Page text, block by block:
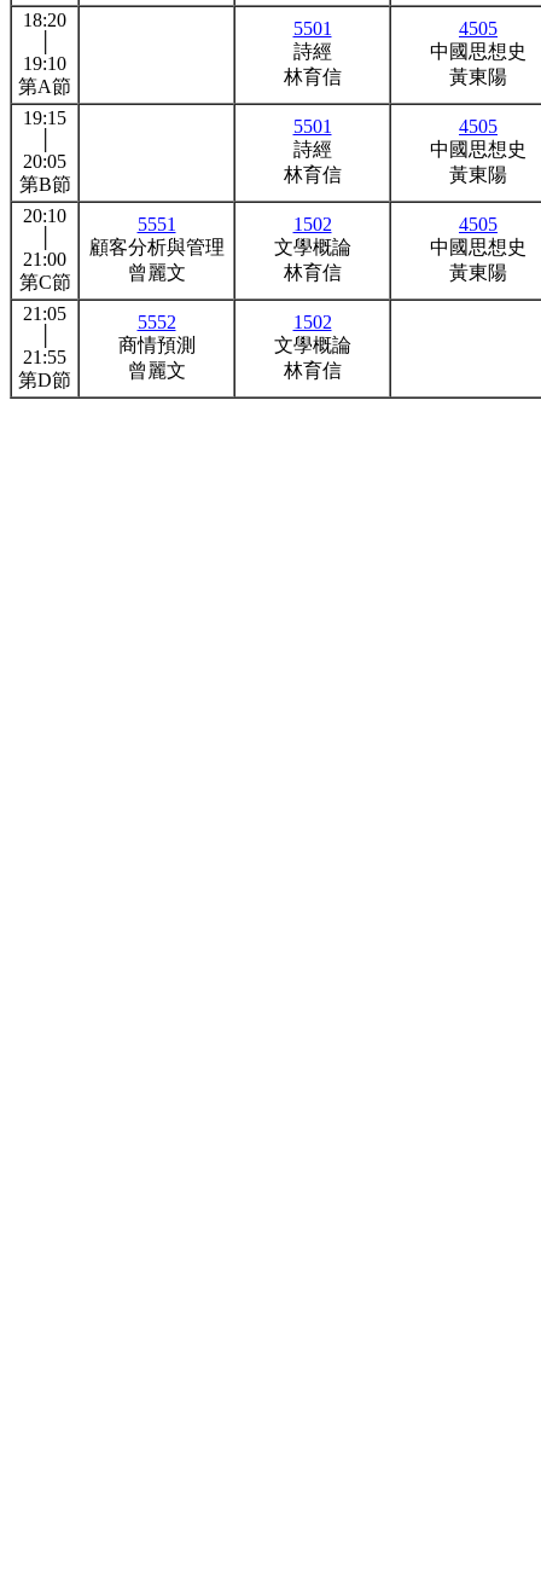
18:20
19:10
第A節
5501
詩經
林育信
4505
中國思想史
黃東陽
19:15
20:05
第B節
5501
詩經
林育信
4505
中國思想史
黃東陽
20:10
21:00
第C節
5551
顧客分析與管理
曾麗文
1502
文學概論
林育信
4505
中國思想史
黃東陽
21:05
21:55
第D節
5552
商情預測
曾麗文
1502
文學概論
林育信